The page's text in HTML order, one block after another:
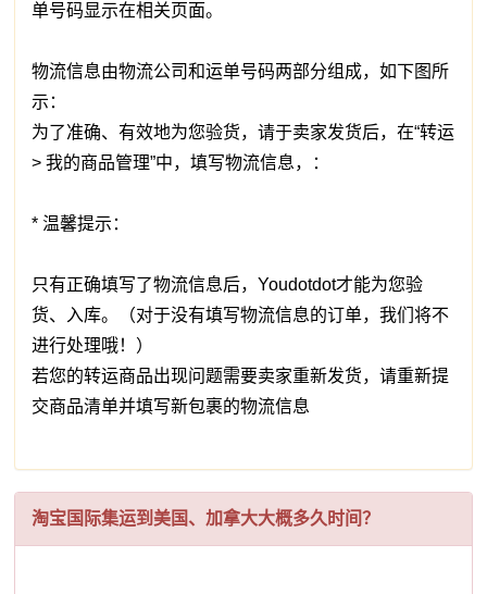
单号码显示在相关页面。
物流信息由物流公司和运单号码两部分组成，如下图所
示：
为了准确、有效地为您验货，请于卖家发货后，在“转运
> 我的商品管理”中，填写物流信息，：
* 温馨提示：
只有正确填写了物流信息后，Youdotdot才能为您验
货、入库。（对于没有填写物流信息的订单，我们将不
进行处理哦！）
若您的转运商品出现问题需要卖家重新发货，请重新提
交商品清单并填写新包裹的物流信息
淘宝国际集运到美国、加拿大大概多久时间？